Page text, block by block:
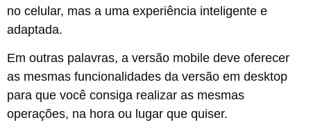
no celular, mas a uma experiência inteligente e
adaptada.
Em outras palavras, a versão mobile deve oferecer
as mesmas funcionalidades da versão em desktop
para que você consiga realizar as mesmas
operações, na hora ou lugar que quiser.